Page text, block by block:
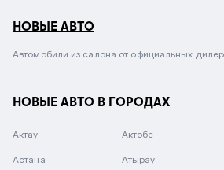
НОВЫЕ АВТО
Автомобили из салона от официальных
НОВЫЕ АВТО В ГОРОДАХ
Актау Актобе
Астана Атырау